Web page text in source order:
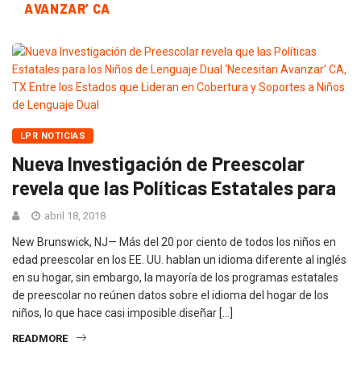
AVANZAR’ CA
LPR NOTICIAS
Nueva Investigación de Preescolar
revela que las Políticas Estatales para
abril 18, 2018
New Brunswick, NJ— Más del 20 por ciento de todos los niños en
edad preescolar en los EE. UU. hablan un idioma diferente al inglés
en su hogar, sin embargo, la mayoría de los programas estatales
de preescolar no reúnen datos sobre el idioma del hogar de los
niños, lo que hace casi imposible diseñar […]
READMORE